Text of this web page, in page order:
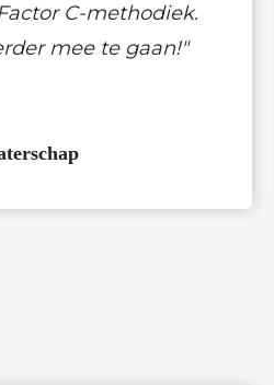
C-methodiek.
mee te gaan!"